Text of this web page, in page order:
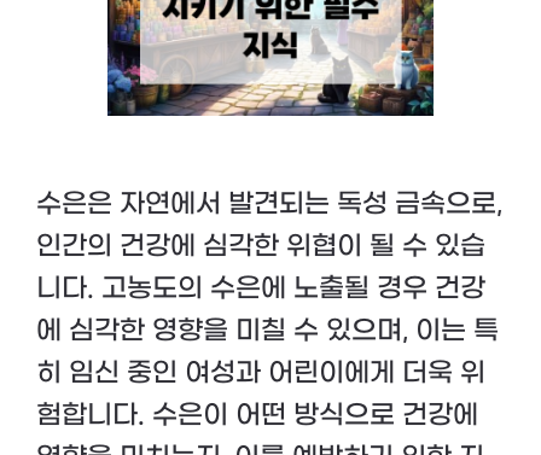
수은은 자연에서 발견되는 독성 금속으로,
인간의 건강에 심각한 위협이 될 수 있습
니다. 고농도의 수은에 노출될 경우 건강
에 심각한 영향을 미칠 수 있으며, 이는 특
히 임신 중인 여성과 어린이에게 더욱 위
험합니다. 수은이 어떤 방식으로 건강에